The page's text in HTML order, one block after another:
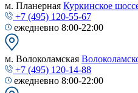
м. Планерная Куркинское
+7 (495) 120-55-67
ежедневно 8:00-22:00
м. Волоколамская
+7 (495) 120-14-88
ежедневно 8:00-22:00